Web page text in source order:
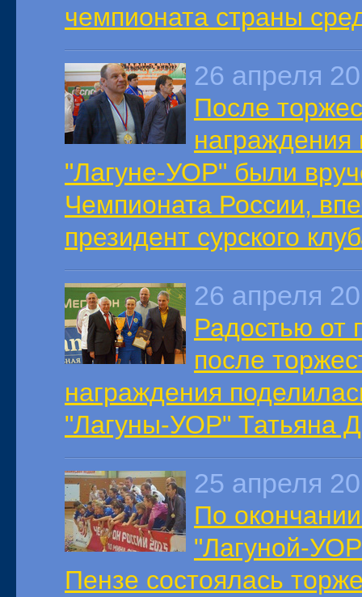
чемпионата страны
26 апреля
После
награждения
"Лагуне-УОР" были
Чемпионата России,
президент сурского
26 апреля
Радостью от
после
награждения
"Лагуны-УОР" Татьяна
25 апреля
По
"Лагуной-
Пензе состоялась